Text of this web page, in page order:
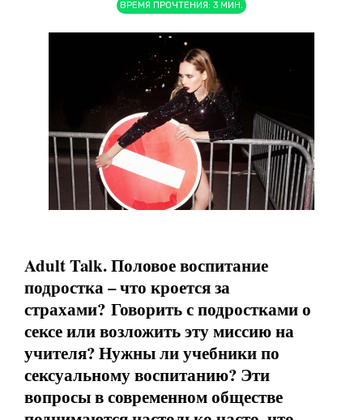
ВРЕМЯ ПРОЧТЕНИЯ: 3 МИН.
Adult Talk. Половое воспитание
подростка – что кроется за
страхами? Говорить с подростками о
сексе или возложить эту миссию на
учителя? Нужны ли учебники по
сексуальному воспитанию? Эти
вопросы в современном обществе